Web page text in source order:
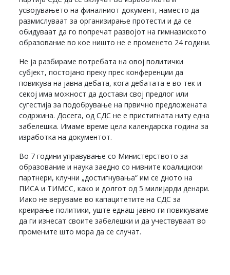
усвојувањето на финалниот документ, наместо да
размислуваат за организирање протести и да се
обидуваат да го попречат развојот на гимназиското
образование во кое ништо не е променето 24 години.
Не ја разбираме потребата на овој политички
субјект, постојано преку прес конференции да
повикува на јавна дебата, кога дебатата е во тек и
секој има можност да достави свој предлог или
сугестија за подобрување на првично предложената
содржина. Досега, од СДС не е пристигната ниту една
забелешка. Имаме време цела календарска година за
изработка на документот.
Во 7 години управување со Министерството за
образование и наука заедно со нивните коалициски
партнери, клучни „достигнувања“ им се дното на
ПИСА и ТИМСС, како и долгот од 5 милијарди денари.
Иако не веруваме во капацитетите на СДС за
креирање политики, уште еднаш јавно ги повикуваме
да ги изнесат своите забелешки и да учествуваат во
промените што мора да се случат.